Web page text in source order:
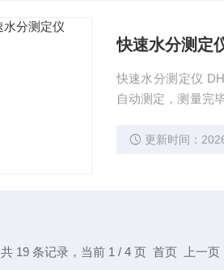
快速水分测定
快速水分测定仪
自动测定，测量完毕报警提醒，测
更新时间：
共 19 条记录，当前 1 / 4 页 首页 上一页